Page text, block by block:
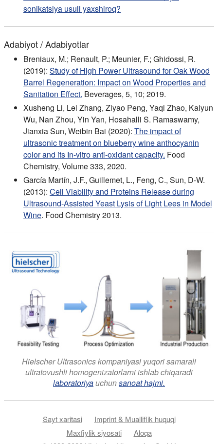
sonikatsiya usuli yaxshiroq?
Adabiyot / Adabiyotlar
Breniaux, M.; Renault, P.; Meunier, F.; Ghidossi, R.
(2019): Study of High Power Ultrasound for Oak Wood
Barrel Regeneration: Impact on Wood Properties and
Sanitation Effect. Beverages, 5, 10; 2019.
Xusheng Li, Lei Zhang, Ziyao Peng, Yaqi Zhao, Kaiyun
Wu, Nan Zhou, Yin Yan, Hosahalli S. Ramaswamy,
Jianxia Sun, Weibin Bai (2020): The impact of
ultrasonic treatment on blueberry wine anthocyanin
color and its In-vitro anti-oxidant capacity. Food
Chemistry, Volume 333, 2020.
García Martín, J.F., Guillemet, L., Feng, C., Sun, D-W.
(2013): Cell Viability and Proteins Release during
Ultrasound-Assisted Yeast Lysis of Light Lees in Model
Wine. Food Chemistry 2013.
Hielscher Ultrasonics kompaniyasi yuqori samarali
ultratovushli homogenizatorlarni ishlab chiqaradi
laboratoriyauchunsanoat hajmi.
Sayt xaritasi
Imprint & Mualliflik huquqi
Maxfiylik siyosati
Aloqa